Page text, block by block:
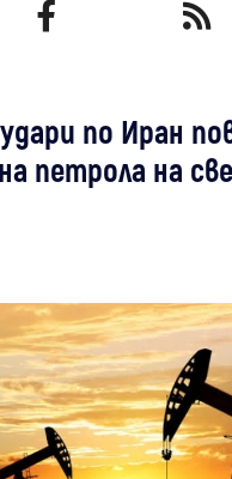
по Иран
петрола на